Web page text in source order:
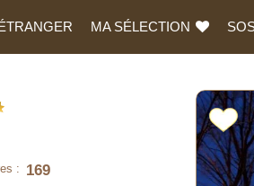
MA SÉLECTION
: 169